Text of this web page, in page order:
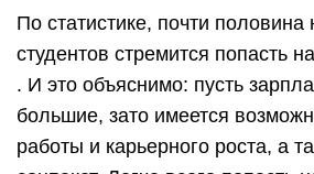
По статистике, почти
студентов стремится попасть на
. И это объяснимо: пусть
большие, зато имеется
работы и карьерного роста, а